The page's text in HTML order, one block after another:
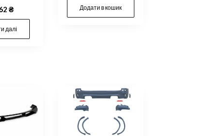
₴
далі
Додати в кошик